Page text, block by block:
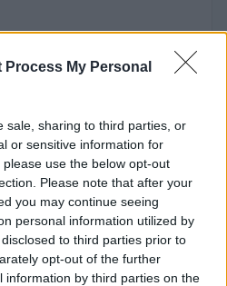
Process My Personal
sale, sharing to third parties, or
or sensitive information for
use the below opt-out
Please note that after your
you may continue seeing
personal information utilized by
to third parties prior to
opt-out of the further
information by third parties on the